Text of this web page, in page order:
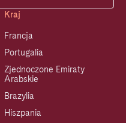
Kraj
Francja
Portugalia
Zjednoczone Emiraty
Arabskie
Brazylia
Hiszpania